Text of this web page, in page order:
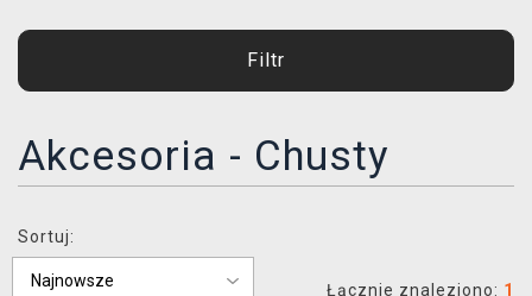
TRANSPORT
XZONE KLUB
Filtr
Akcesoria - Chusty
Sortuj:
Łącznie znaleziono: 1